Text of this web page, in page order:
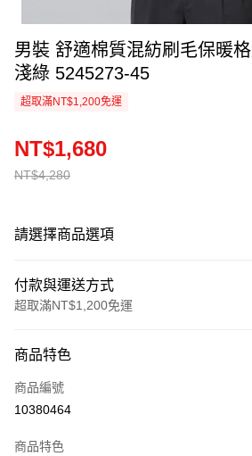
男裝 舒適棉質混紡刷毛保暖
淺綠 5245273-45
超取滿NT$1,200免運
NT$4,280
NT$1,680
請選擇商品選項
付款與運送方式
超取滿NT$1,200免運
信用卡一次付款
超商取貨付款
商品特色
商品編號
10380464
商品特色